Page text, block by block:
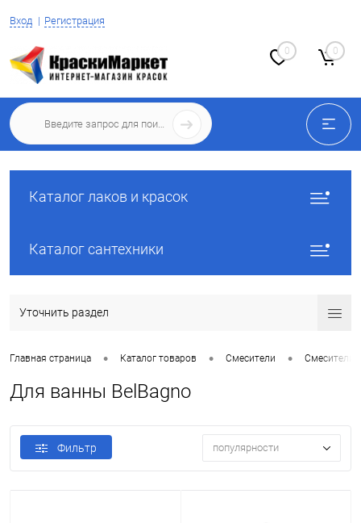
Вход Регистрация
0 0
Каталог лаков и красок
Каталог сантехники
Уточнить раздел
Главная страница • Каталог товаров • Смесители • Смесители
Для ванны BelBagno
Фильтр популярности